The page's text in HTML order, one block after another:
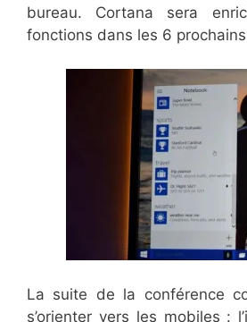
bureau. Cortana sera
fonctions dans les 6
La suite de la conférence
s’orienter vers les mobiles :